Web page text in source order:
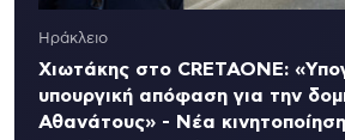
Ηράκλειο
Χιωτάκης στο CRETAONE:
υπουργική απόφαση για την
Αθανάτους» - Νέα